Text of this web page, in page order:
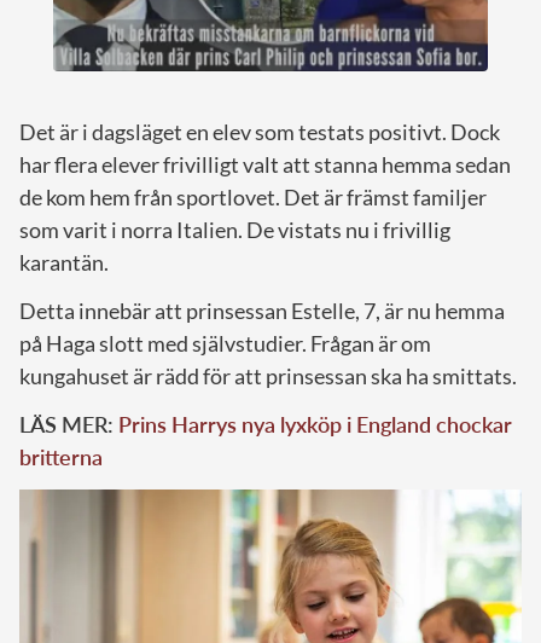
Det är i dagsläget en elev som testats positivt. Dock
har flera elever frivilligt valt att stanna hemma sedan
de kom hem från sportlovet. Det är främst familjer
som varit i norra Italien. De vistats nu i frivillig
karantän.
Detta innebär att prinsessan Estelle, 7, är nu hemma
på Haga slott med självstudier. Frågan är om
kungahuset är rädd för att prinsessan ska ha smittats.
LÄS MER: Prins Harrys nya lyxköp i England chockar
britterna